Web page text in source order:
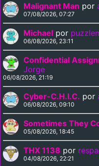
Malignant Man por
07/08/2026, 07:27
Michael por
06/08/2026, 23:11
Confidential
Jorge
06/08/2026, 21:19
Cyber-C.H.I.C. por
06/08/2026, 09:10
Sometimes They
05/08/2026, 18:45
THX 1138 por
04/08/2026, 22:21